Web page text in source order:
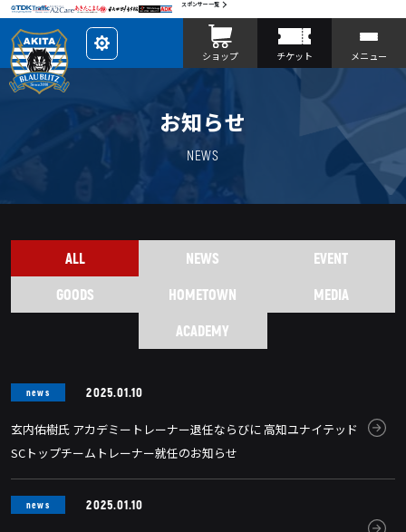
スポンサー一覧
レ
イ
ア
カ
ショップ チケット メニュー
お知らせ
NEWS
ALL NEWS EVENT
GOODS HOMETOWN MEDIA
ACADEMY
news 2025.01.10
玄内佑樹氏 アカデミートレーナー退任ならびに 高知ユナイテッド
SCトップチームトレーナー就任のお知らせ
news 2025.01.10